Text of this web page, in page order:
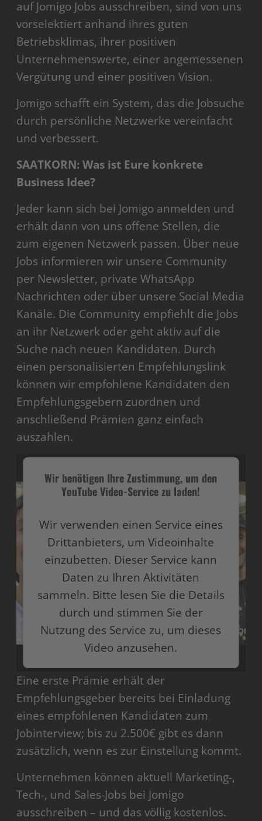
auf Jomigo Jobs ausschreiben, sind von uns
vorselektiert anhand ihres guten
Betriebsklimas, ihrer positiven
Unternehmenswerte, einer angemessenen
Vergütung und einer positiven Vision.
Jomigo schafft ein System, das die Jobsuche
durch persönliche Netzwerke vereinfacht
und verbessert.
SAATKORN: Was ist Eure konkrete
Business Idee?
Jeder kann sich bei Jomigo anmelden und
erhält dann von uns offene Stellen, die
zum eigenen Netzwerk passen. Über neue
Jobs informieren wir unsere Community
per Newsletter, private WhatsApp
Nachrichten oder über unsere Social Media
Kanäle. Die Community empfiehlt die Jobs
an ihr Netzwerk oder geht aktiv auf die
Suche nach neuen Kandidaten. Durch
einen personalisierten Empfehlungslink
können wir empfohlene Kandidaten den
Empfehlungsgebern zuordnen und
anschließend Prämien ganz einfach
auszahlen.
Wir benötigen Ihre Zustimmung, um den
YouTube Video-Service zu laden!
Wir verwenden einen Service eines
Drittanbieters, um Videoinhalte
einzubetten. Dieser Service kann
Daten zu Ihren Aktivitäten
sammeln. Bitte lesen Sie die Details
durch und stimmen Sie der
Nutzung des Service zu, um dieses
Video anzusehen.
Mehr Informationen
Akzeptieren
powered by Usercentrics Consent Management
Platform
Eine erste Prämie erhält der
Empfehlungsgeber bereits bei Einladung
eines empfohlenen Kandidaten zum
Jobinterview; bis zu 2.500€ gibt es dann
zusätzlich, wenn es zur Einstellung kommt.
Unternehmen können aktuell Marketing-,
Tech-, und Sales-Jobs bei Jomigo
ausschreiben – und das völlig kostenlos.